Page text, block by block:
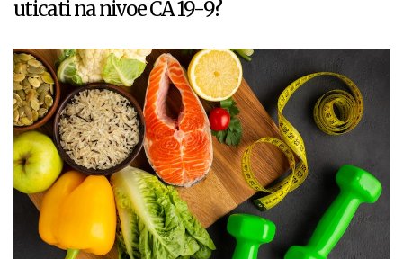
uticati na nivoe CA 19-9?